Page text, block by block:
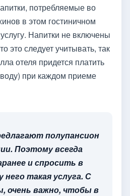
потребляемые во
в этом гостиничном
Напитки не включены
это следует учитывать, так
отеля придется платить
при каждом приеме
полупансион
Поэтому всегда
и спросить в
него такая услуга. С
очень важно, чтобы в